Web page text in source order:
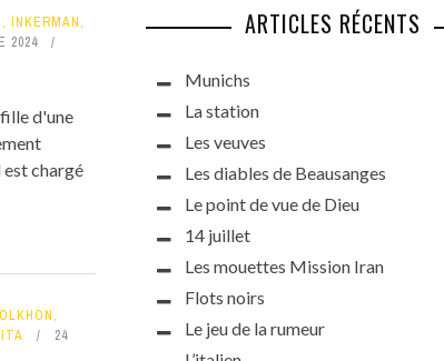
, INKERMAN,
2024
d'une
chargé
,
24
ARTICLES RÉCENTS
Munichs
La station
Les veuves
Les diables de Beausanges
Le point de vue de Dieu
14 juillet
Les mouettes Mission Iran
Flots noirs
Le jeu de la rumeur